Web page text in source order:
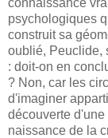
psychologiques
construit sa
oublié, Peuclide,
: doit-on en
? Non, car les
d'imaginer
découverte
naissance de la